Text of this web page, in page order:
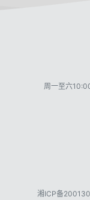
周一至六
湘ICP备